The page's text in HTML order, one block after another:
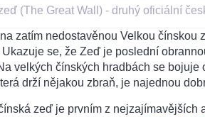
(The Great Wall) - druhý oficiální
zatím nedostavěnou Velkou čínskou
Ukazuje se, že Zeď je poslední
velkých čínských hradbách se bojuje
drží nějakou zbraň, je najednou
zeď je prvním z nejzajímavějších